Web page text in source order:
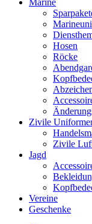
Marine
Hosen
Röcke
Zivile
Zivile
Jagd
Vereine
Geschenke